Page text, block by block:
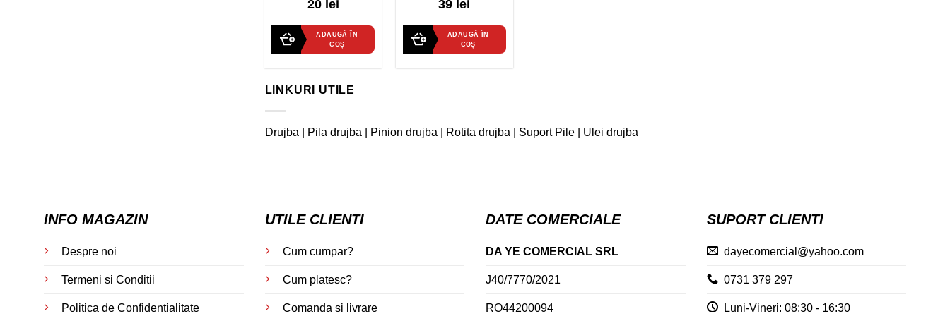
out20 lei
ADAUGĂ ÎN
COȘ
out39 lei
ADAUGĂ ÎN
COȘ
LINKURI UTILE
Drujba Pila drujba Pinion drujba Rotita drujba Suport Pile| Ulei drujba
INFO MAGAZIN
Despre noi
Termeni si Conditii
Politica de Confidentialitate
UTILE CLIENTI
Cum cumpar?
Cum platesc?
Comanda si livrare
DATE COMERCIALE
DA YE COMERCIAL SRL
J40/7770/2021
RO44200094
SUPORT CLIENTI
dayecomercial@yahoo.com
0731 379 297
Luni-Vineri: 08:30 - 16:30